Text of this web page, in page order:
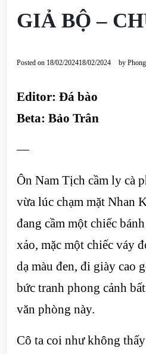
GIẢ BỘ –
Posted on 18/02/202418/02/2024 by
Editor: Đá bào
Beta: Bảo Trân
—
Ôn Nam Tịch cầm ly cà
vừa lúc chạm mặt Nhan
đang cầm một chiếc
xảo, mặc một chiếc váy
dạ màu đen, đi giày cao
bức tranh phong cảnh
văn phòng này.
Cô ta coi như không